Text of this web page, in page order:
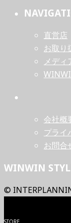
直営店
お取り
メディ
会社概
プライ
お問合
WINWIN
©